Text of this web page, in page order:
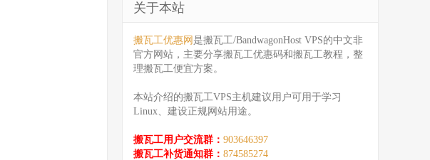
关于本站
搬瓦工优惠网 是搬瓦工/BandwagonHost VPS的中文非
官方网站，主要分享搬瓦工优惠码和搬瓦工教程，整
理搬瓦工便宜方案。
本站介绍的搬瓦工VPS主机建议用户可用于学习
Linux、建设正规网站用途。
搬瓦工用户交流群： 903646397
搬瓦工补货通知群： 874585274